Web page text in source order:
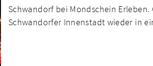
Schwandorf bei Mondschein
Schwandorfer Innenstadt wieder in